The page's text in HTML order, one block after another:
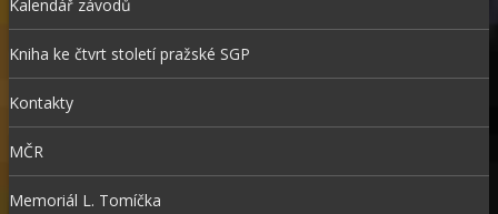
Kalendář závodů
Kniha ke čtvrt století pražské SGP
Kontakty
MČR
Memoriál L. Tomíčka